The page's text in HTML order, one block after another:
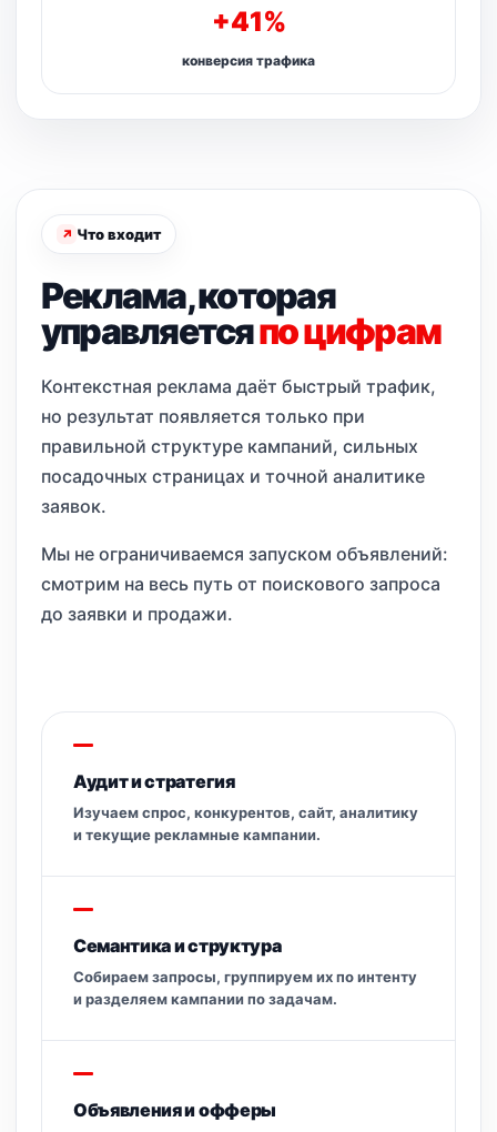
+41%
конверсия трафика
Что входит
Реклама, которая
управляетсяпо цифрам
Контекстная реклама даёт быстрый трафик,
но результат появляется только при
правильной структуре кампаний, сильных
посадочных страницах и точной аналитике
заявок.
Мы не ограничиваемся запуском объявлений:
смотрим на весь путь от поискового запроса
до заявки и продажи.
Аудит и стратегия
Изучаем спрос, конкурентов, сайт, аналитику
и текущие рекламные кампании.
Семантика и структура
Собираем запросы, группируем их по интенту
и разделяем кампании по задачам.
Объявления и офферы